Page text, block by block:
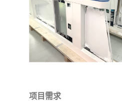
项目需求